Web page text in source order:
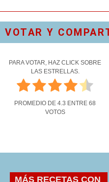
VOTAR Y
PARA VOTAR, HAZ CLICK SOBRE
LAS ESTRELLAS.
PROMEDIO DE 4.3 ENTRE 68
VOTOS
MÁS RECETAS CON